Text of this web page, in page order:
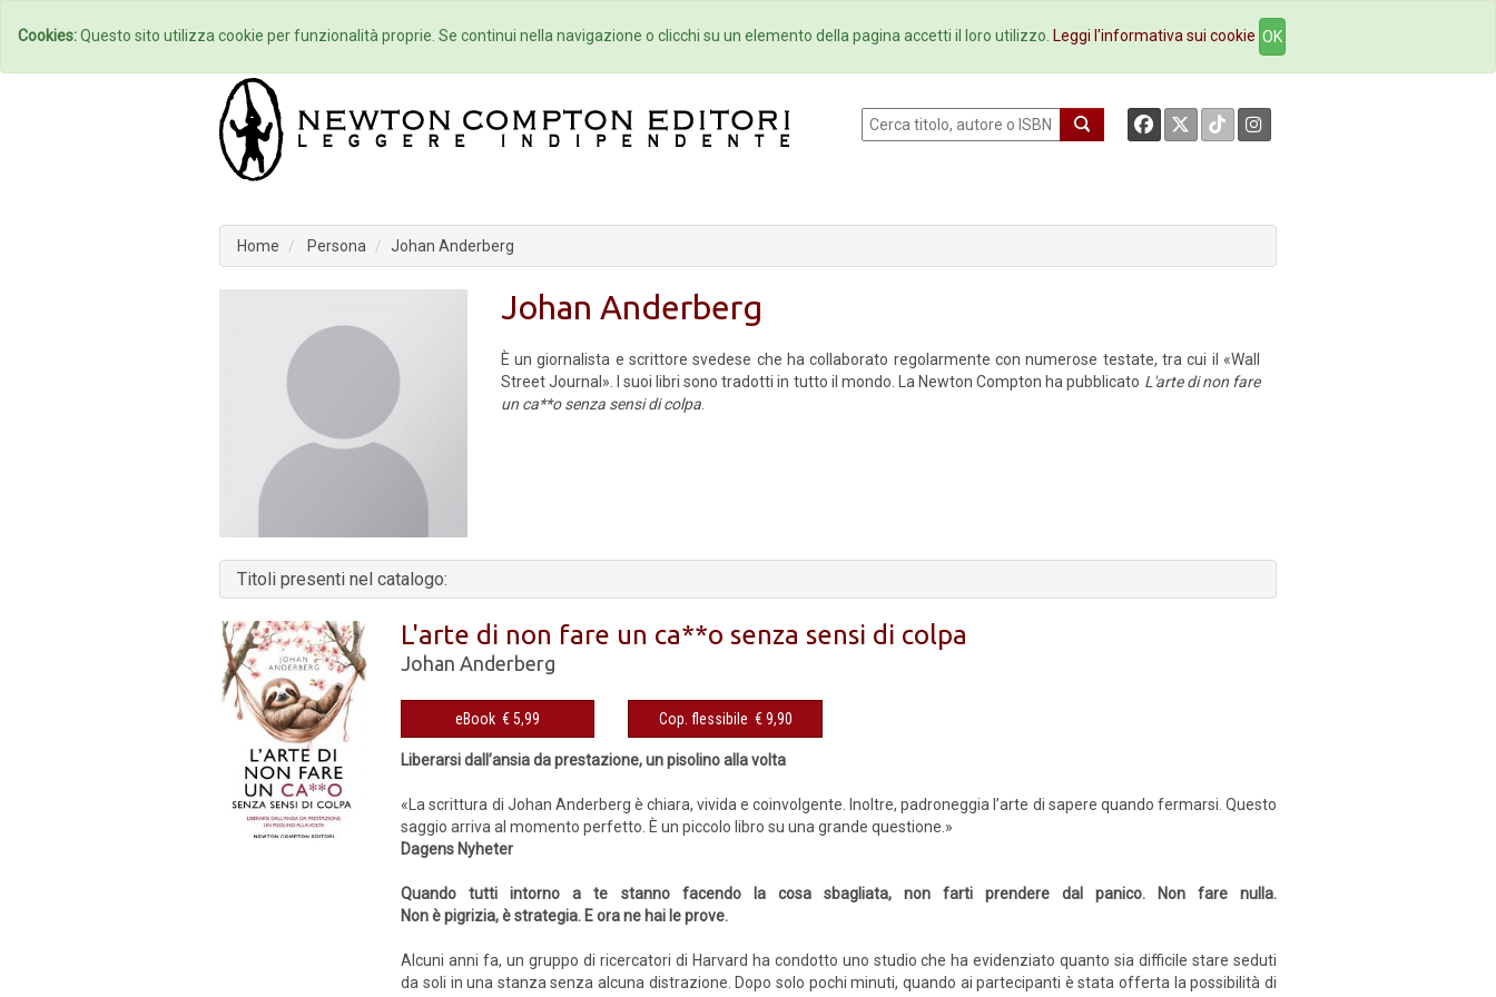
Home Autori Eventi Collane Newsletter Ebookstore Contatti
Home Persona Johan Anderberg
Johan Anderberg
È un giornalista e scrittore svedese che ha collaborato regolarmente con numerose testate, tra cui il «Wall
Street Journal». I suoi libri sono tradotti in tutto il mondo. La Newton Compton ha pubblicato L'arte di non fare
un ca**o senza sensi di colpa.
Titoli presenti nel catalogo:
L'arte di non fare un ca**o senza sensi di colpa
Johan Anderberg
eBook € 5,99 Cop. flessibile € 9,90
Liberarsi dall’ansia da prestazione, un pisolino alla volta
«La scrittura di Johan Anderberg è chiara, vivida e coinvolgente. Inoltre, padroneggia l’arte di sapere quando fermarsi. Questo
saggio arriva al momento perfetto. È un piccolo libro su una grande questione.»
Dagens Nyheter
Quando tutti intorno a te stanno facendo la cosa sbagliata, non farti prendere dal panico. Non fare nulla.
Non è pigrizia, è strategia. E ora ne hai le prove.
Alcuni anni fa, un gruppo di ricercatori di Harvard ha condotto uno studio che ha evidenziato quanto sia difficile stare seduti
da soli in una stanza senza alcuna distrazione. Dopo solo pochi minuti, quando ai partecipanti è stata offerta la possibilità di
Cookies:Questo sito utilizza cookie per funzionalità proprie. Se continui nella navigazione o clicchi su un elemento della pagina accetti il loro utilizzo. Leggi l'informativa sui cookie OK